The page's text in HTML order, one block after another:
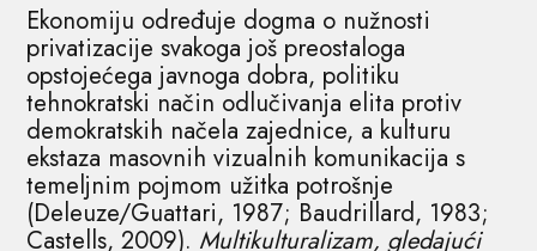
Ekonomiju određuje dogma o nužnosti
privatizacije svakoga još preostaloga
opstojećega javnoga dobra, politiku
tehnokratski način odlučivanja elita protiv
demokratskih načela zajednice, a kulturu
ekstaza masovnih vizualnih komunikacija s
temeljnim pojmom užitka potrošnje
(Deleuze/Guattari, 1987; Baudrillard, 1983;
Castells, 2009). Multikulturalizam, gledajući